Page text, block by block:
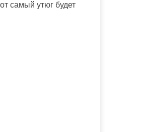
самый утюг будет